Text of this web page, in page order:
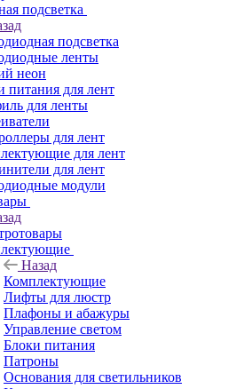
подсветка
подсветка
ленты
неон
питания для лент
для ленты
для лент
для лент
для лент
модули
Назад
Комплектующие
Лифты для люстр
Плафоны и абажуры
Управление светом
Блоки питания
Патроны
Основания для светильников